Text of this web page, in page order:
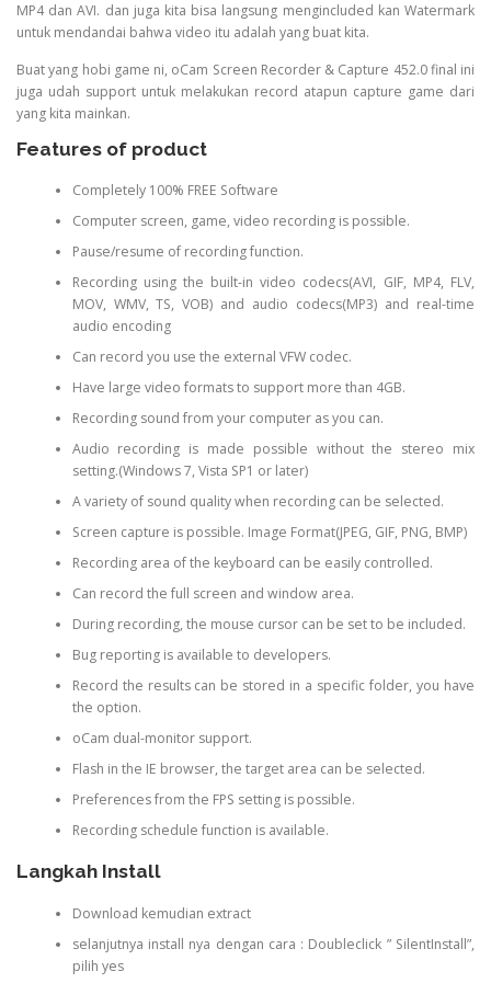
MP4 dan AVI. dan juga kita bisa langsung mengincluded kan Watermark
untuk mendandai bahwa video itu adalah yang buat kita.
Buat yang hobi game ni, oCam Screen Recorder & Capture 452.0 final ini
juga udah support untuk melakukan record atapun capture game dari
yang kita mainkan.
Features of product
Completely 100% FREE Software
Computer screen, game, video recording is possible.
Pause/resume of recording function.
Recording using the built-in video codecs(AVI, GIF, MP4, FLV,
MOV, WMV, TS, VOB) and audio codecs(MP3) and real-time
audio encoding
Can record you use the external VFW codec.
Have large video formats to support more than 4GB.
Recording sound from your computer as you can.
Audio recording is made possible without the stereo mix
setting.(Windows 7, Vista SP1 or later)
A variety of sound quality when recording can be selected.
Screen capture is possible. Image Format(JPEG, GIF, PNG, BMP)
Recording area of the keyboard can be easily controlled.
Can record the full screen and window area.
During recording, the mouse cursor can be set to be included.
Bug reporting is available to developers.
Record the results can be stored in a specific folder, you have
the option.
oCam dual-monitor support.
Flash in the IE browser, the target area can be selected.
Preferences from the FPS setting is possible.
Recording schedule function is available.
Langkah Install
Download kemudian extract
selanjutnya install nya dengan cara : Doubleclick ” SilentInstall”,
pilih yes